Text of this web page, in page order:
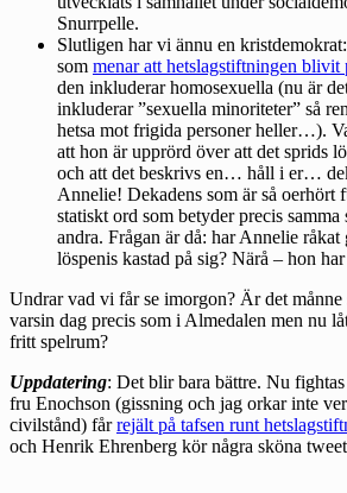
Snurrpelle.
Slutligen har vi ännu en
som menar att hetslagstiftningen blivit
den inkluderar homosexuella (nu är
inkluderar ”sexuella minoriteter” så
hetsa mot frigida personer heller…).
att hon är upprörd över att det sprids
och att det beskrivs en… håll i er…
Annelie! Dekadens som är så oerhört
statiskt ord som betyder precis
andra. Frågan är då: har Annelie råkat
löspenis kastad på sig? Närå – hon
Undrar vad vi får se imorgon? Är det månne
varsin dag precis som i Almedalen men nu
fritt spelrum?
Uppdatering: Det blir bara bättre. Nu
fru Enochson (gissning och jag orkar inte
civilstånd) fårrejält på tafsen runt
och Henrik Ehrenberg kör några sköna